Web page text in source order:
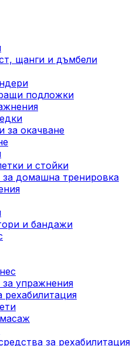
щанги и дъмбели
подложки
за окачване
и стойки
за домашна тренировка
и бандажи
упражнения
за рехабилитация